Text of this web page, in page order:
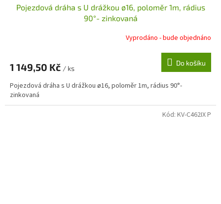
Pojezdová dráha s U drážkou ø16, poloměr 1m, rádius
90°- zinkovaná
Vyprodáno - bude objednáno
1 149,50 Kč / ks
Do košíku
Pojezdová dráha s U drážkou ø16, poloměr 1m, rádius 90°-
zinkovaná
Kód: KV-C462IX P